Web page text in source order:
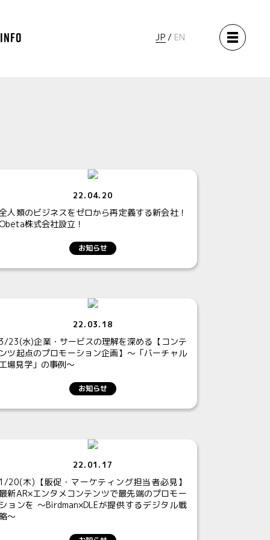
JP EN
22.04.20
人類のビジネスをゼロから再定義する新会社！
株式会社設立！
お知らせ
22.03.18
23(水)企業・サービスの理解を深める【コンテ
ツ起点のプロモーション企画】～「バーチャル
場見学」の事例～
お知らせ
22.01.17
20(木)【販促・マーケティング担当者必見】
新AR×エンタメコンテンツで最先端のプロモー
ョンを 〜Birdman×DLEが提供するデジタル戦
〜